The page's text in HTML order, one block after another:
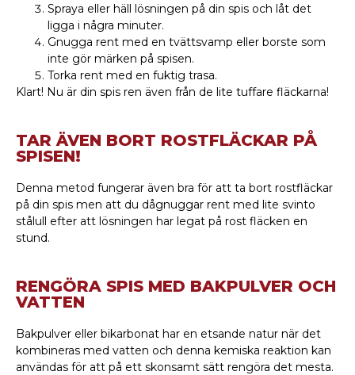
Spraya eller häll lösningen på din spis och låt det
ligga i några minuter.
Gnugga rent med en tvättsvamp eller borste som
inte gör märken på spisen.
Torka rent med en fuktig trasa.
Klart! Nu är din spis ren även från de lite tuffare fläckarna!
TAR ÄVEN BORT ROSTFLÄCKAR PÅ
SPISEN!
Denna metod fungerar även bra för att ta bort rostfläckar
på din spis men att du dågnuggar rent med lite svinto
stålull efter att lösningen har legat på rost fläcken en
stund.
RENGÖRA SPIS MED BAKPULVER OCH
VATTEN
Bakpulver eller bikarbonat har en etsande natur när det
kombineras med vatten och denna kemiska reaktion kan
användas för att på ett skonsamt sätt rengöra det mesta.